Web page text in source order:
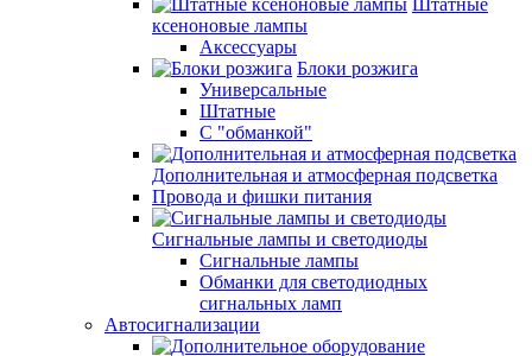
Штатные
ксеноновые лампы
Аксессуары
Блоки розжига
Универсальные
Штатные
С "обманкой"
Дополнительная и атмосферная подсветка
Провода и фишки питания
Cигнальные лампы и светодиоды
Сигнальные лампы
Обманки для светодиодных
сигнальных ламп
Автосигнализации